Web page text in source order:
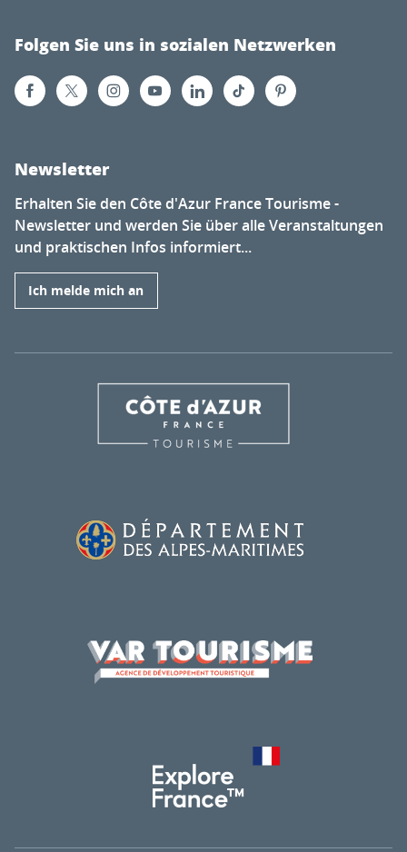
Folgen Sie uns in sozialen Netzwerken
Newsletter
Erhalten Sie den Côte d'Azur France Tourisme -
Newsletter und werden Sie über alle Veranstaltungen
und praktischen Infos informiert...
Ich melde mich an